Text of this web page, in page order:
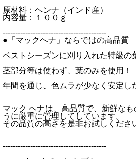
原材料：ヘンナ（インド産）
内容量：１００ｇ
-----------------------------------------
●「マックヘナ」ならではの高品質
ベストシーズンに刈り入れた特級の
茎部分等は使わず、葉のみを使用！
年間を通じ、色ムラが少なく安定し
マック ヘナは、高品質で、新鮮な
うに厳重に管理してしています。
その品質の高さを是非お試しくださ
-----------------------------------------